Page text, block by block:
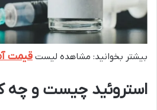
بیشتر بخوانید: مشاهده لیستقیمت
استروئید چیست و چه